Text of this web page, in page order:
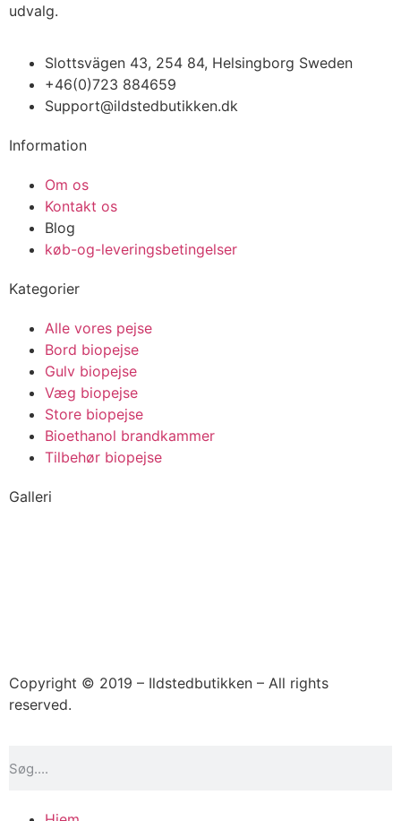
udvalg.
Slottsvägen 43, 254 84, Helsingborg Sweden
+46(0)723 884659
Support@ildstedbutikken.dk
Information
Om os
Kontakt os
Blog
køb-og-leveringsbetingelser
Kategorier
Alle vores pejse
Bord biopejse
Gulv biopejse
Væg biopejse
Store biopejse
Bioethanol brandkammer
Tilbehør biopejse
Galleri
Copyright © 2019 – Ildstedbutikken – All rights
reserved.